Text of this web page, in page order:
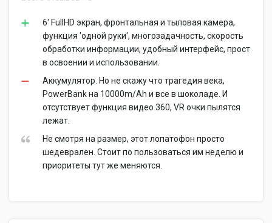
6' FullHD экран, фронтальная и тыловая камера,
функция 'одной руки', многозадачность, скорость
обработки информации, удобный интерфейс, прост
в освоении и использовании.
Аккумулятор. Но не скажу что трагедия века,
PowerBank на 10000m/Ah и все в шоколаде. И
отсутствует функция видео 360, VR очки пылятся
лежат.
Не смотря на размер, этот лопатофон просто
шедеврален. Стоит по пользоваться им неделю и
приоритеты тут же меняются.